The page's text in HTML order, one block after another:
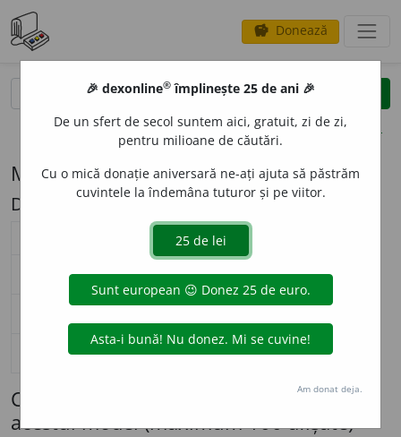
savings Donează
opțiuni
Modelul de flexiune M13 (sac)
Descriere: c/ci
M13 nearticulat
nominativ-acuzativ
singular sac
plural aci sacii
singular sac sacului
plural saci sacilor
vocativ
singular —
Cuvinte care se flexionează conform
acestui model (maximum 100 afișate)
🎉 dexonline® împlinește 25 de ani 🎉
De un sfert de secol suntem aici, gratuit, zi de zi,
pentru milioane de căutări.
Cu o mică donație aniversară ne-ați ajuta să păstrăm
cuvintele la îndemâna tuturor și pe viitor.
Am donat deja.